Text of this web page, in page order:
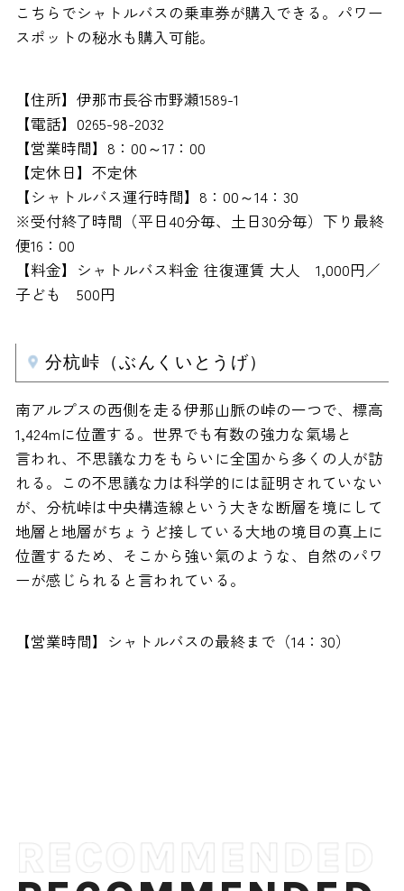
こちらでシャトルバスの乗車券が購入できる。パワー
スポットの秘水も購入可能。
【住所】伊那市長谷市野瀬1589-1
【電話】0265-98-2032
【営業時間】8：00～17：00
【定休日】不定休
【シャトルバス運行時間】8：00～14：30
※受付終了時間（平日40分毎、土日30分毎）下り最終
便16：00
【料金】シャトルバス料金 往復運賃 大人 1,000円／
子ども 500円
分杭峠（ぶんくいとうげ）
南アルプスの西側を走る伊那山脈の峠の一つで、標高
1,424mに位置する。世界でも有数の強力な氣場と
言われ、不思議な力をもらいに全国から多くの人が訪
れる。この不思議な力は科学的には証明されていない
が、分杭峠は中央構造線という大きな断層を境にして
地層と地層がちょうど接している大地の境目の真上に
位置するため、そこから強い氣のような、自然のパワ
ーが感じられると言われている。
【営業時間】シャトルバスの最終まで（14：30）